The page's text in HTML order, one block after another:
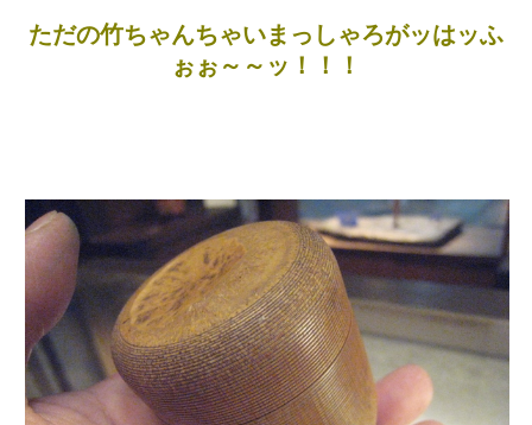
ただの竹ちゃんちゃいまっしゃろがッはッふ
ぉぉ～～ッ！！！